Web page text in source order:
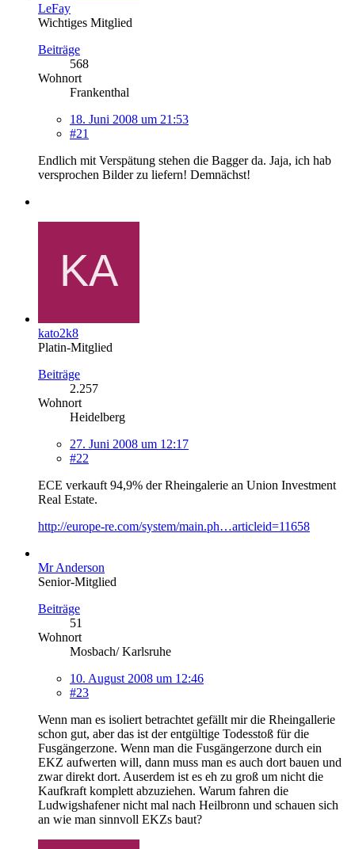
LeFay
Wichtiges Mitglied
Beiträge
568
Wohnort
Frankenthal
18. Juni 2008 um 21:53
#21
Endlich mit Verspätung stehen die Bagger da. Jaja, ich hab
versprochen Bilder zu liefern! Demnächst!
kato2k8
Platin-Mitglied
Beiträge
2.257
Wohnort
Heidelberg
27. Juni 2008 um 12:17
#22
ECE verkauft 94,9% der Rheingalerie an Union Investment
Real Estate.
http://europe-re.com/system/main.ph…articleid=11658
Mr Anderson
Senior-Mitglied
Beiträge
51
Wohnort
Mosbach/ Karlsruhe
10. August 2008 um 12:46
#23
Wenn man es isoliert betrachtet gefällt mir die Rheingallerie
schon gut, aber das ist der entgültige Todesstoß für die
Fusgängerzone. Wenn man die Fusgängerzone durch ein
EKZ aufwerten will, dann muss man es auch dort bauen und
zwar direkt dort. Auserdem ist es eh zu groß um nicht die
Kaufkraft komplett abzuziehen. Warum fahren die
Ludwigshafener nicht mal nach Heilbronn und schauen sich
an wie man sinnvoll EKZs baut?